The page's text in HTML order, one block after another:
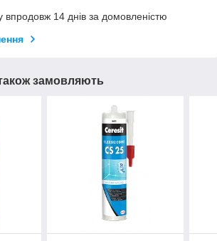
впродовж 14 днів за домовленістю
замовляють